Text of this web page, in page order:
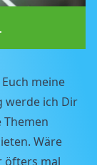
meine
werde ich Dir
Wäre
öfters mal